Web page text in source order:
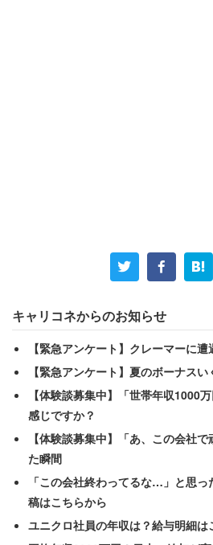
が嫌になったらすぐに辞めたり、
しかし結婚し、子どもが生まれた
めに働かなければ」と感じたとい
「辞める前に自分が改善しなけれ
率良く作業できるだろう、どうす
やれるだろうなど、その時から初
ね」
そんな男性の変化に職場の人も気
キャリコネからのお知らせ
【緊急アンケート】クレーマーに
【緊急アンケート】夏のボーナスい
【体験談募集中】「世帯年収1000
感じですか？
【体験談募集中】「あ、この会社
た瞬間
「この会社終わってるな…」と思
稿はこちらから
ユニクロ社員の年収は？給与明細は